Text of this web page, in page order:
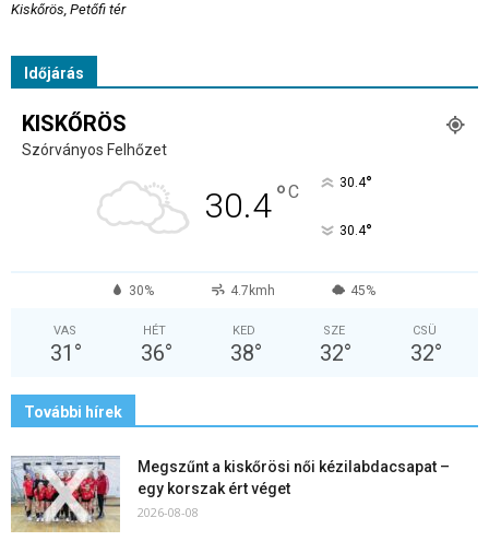
Kiskőrös, Petőfi tér
Időjárás
KISKŐRÖS
Szórványos Felhőzet
30.4°C 30.4°
30.4°
30% 4.7kmh 45%
VAS
31 °
HÉT
36°
KED
38°
SZE
32°
CSÜ
32°
További hírek
Megszűnt a kiskőrösi női kézilabdacsapat –
egy korszak ért véget
2026-08-08